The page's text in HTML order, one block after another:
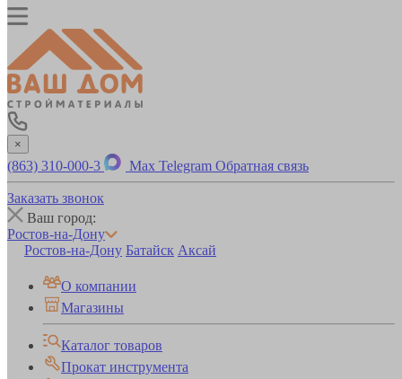
×
(863) 310-000-3 Max Telegram Обратная связь
Заказать звонок
Ваш город:
Ростов-на-Дону
Ростов-на-Дону Батайск Аксай
О компании
Магазины
Каталог товаров
Прокат инструмента